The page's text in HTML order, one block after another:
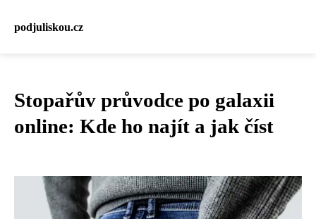
podjuliskou.cz
Stopařův průvodce po galaxii
online: Kde ho najít a jak číst